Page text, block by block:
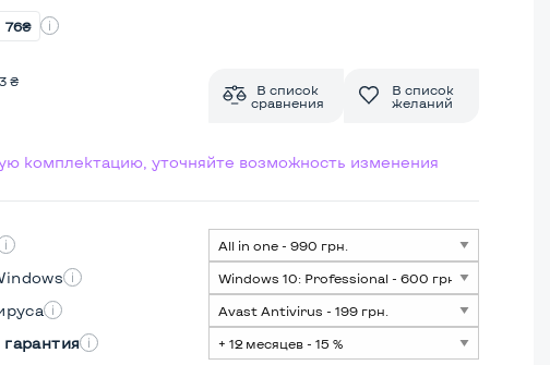
76₴
₴
В список
сравнения
В список
желаний
комплектацию, уточняйте возможность изменения